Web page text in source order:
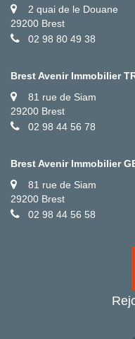
2 quai de le Douane
29200 Brest
02 98 80 49 38
Brest Avenir Immobilier
81 rue de Siam
29200 Brest
02 98 44 56 78
Brest Avenir Immobilier
81 rue de Siam
29200 Brest
02 98 44 56 58